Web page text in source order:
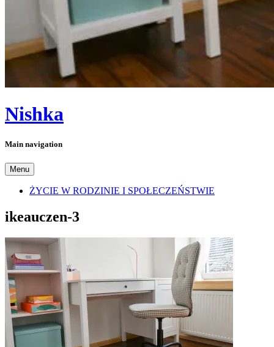
Nishka
Main navigation
Menu
ŻYCIE W RODZINIE I SPOŁECZEŃSTWIE
ikeauczen-3